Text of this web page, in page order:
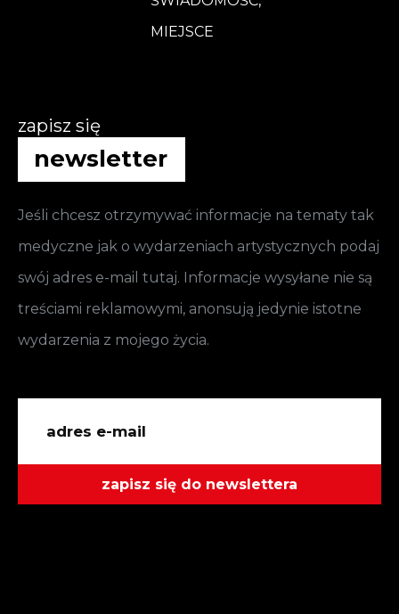
zapisz się
newsletter
Jeśli chcesz otrzymywać informacje na tematy tak
medyczne jak o wydarzeniach artystycznych podaj
swój adres e-mail tutaj. Informacje wysyłane nie są
treściami reklamowymi, anonsują jedynie istotne
wydarzenia z mojego życia.
zapisz się do newslettera